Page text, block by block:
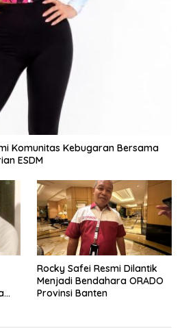
Komunitas Kebugaran Bersama
ESDM
Rocky Safei Resmi Dilantik
Menjadi Bendahara ORADO
Provinsi Banten